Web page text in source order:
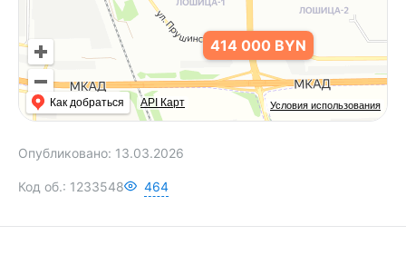
Условия использования
Как добраться API Карт
414 000 BYN
Опубликовано: 13.03.2026
Код об.: 1233548 464